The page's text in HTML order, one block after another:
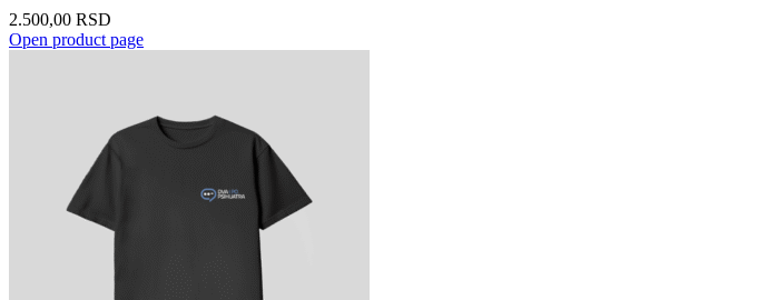
2.500,00 RSD
Open product page